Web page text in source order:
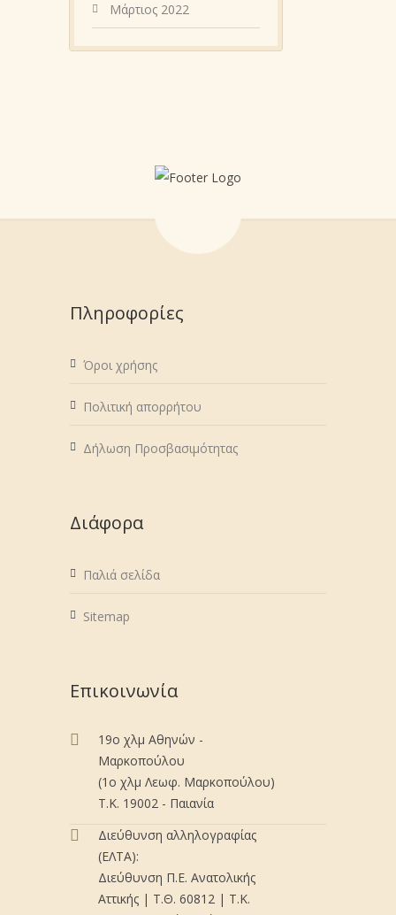
Μάρτιος 2022
Πληροφορίες
Όροι χρήσης
Πολιτική απορρήτου
Δήλωση Προσβασιμότητας
Διάφορα
Παλιά σελίδα
Sitemap
Επικοινωνία
19ο χλμ Αθηνών -
Μαρκοπούλου
(1ο χλμ Λεωφ. Μαρκοπούλου)
Τ.Κ. 19002 - Παιανία
Διεύθυνση αλληλογραφίας
(ΕΛΤΑ):
Διεύθυνση Π.Ε. Ανατολικής
Αττικής | Τ.Θ. 60812 | Τ.Κ.